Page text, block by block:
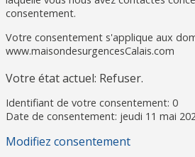
consentement.
Votre consentement s'applique aux
www.maisondesurgencesCalais.com
Votre état ​​actuel: Refuser.
Identifiant de votre consentement: 0
Date de consentement: jeudi 11 mai
Modifiez consentement